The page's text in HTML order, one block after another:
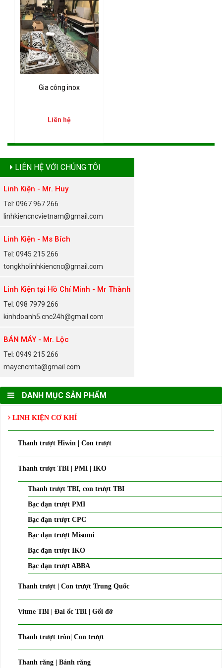
Gia công inox
Liên hệ
LIÊN HỆ VỚI CHÚNG TÔI
Linh Kiện - Mr. Huy
Tel: 0967 967 266
linhkiencncvietnam@gmail.com
Linh Kiện - Ms Bích
Tel: 0945 215 266
tongkholinhkiencnc@gmail.com
Linh Kiện tại Hồ Chí Minh - Mr Thành
Tel: 098 7979 266
kinhdoanh5.cnc24h@gmail.com
BÁN MÁY - Mr. Lộc
Tel: 0949 215 266
maycncmta@gmail.com
DANH MỤC SẢN PHẨM
LINH KIỆN CƠ KHÍ
Thanh trượt Hiwin | Con trượt
Thanh trượt TBI | PMI | IKO
Thanh trượt TBI, con trượt TBI
Bạc đạn trượt PMI
Bạc đạn trượt CPC
Bạc đạn trượt Misumi
Bạc đạn trượt IKO
Bạc đạn trượt ABBA
Thanh trượt | Con trượt Trung Quốc
Vitme TBI | Đai ốc TBI | Gối đỡ
Thanh trượt tròn| Con trượt
Thanh răng | Bánh răng